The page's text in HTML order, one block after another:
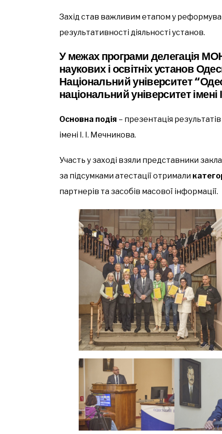
Захід став важливим етапом у
результативності діяльності установ.
У межах програми делегація
наукових і освітніх установ
Національний університет
національний університет імені
Основна подія – презентація
імені І. І. Мечникова.
Участь у заході взяли представники
за підсумками атестації отримали
партнерів та засобів масової інформації.